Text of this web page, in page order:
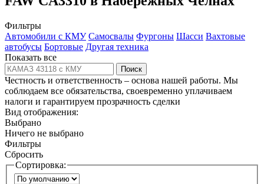
Фильтры
Автомобили с КМУ Самосвалы Фургоны Шасси Вахтовые
автобусы Бортовые Другая техника
Показать все
Поиск
Честность и ответственность – основа нашей работы. Мы
соблюдаем все обязательства, своевременно уплачиваем
налоги и гарантируем прозрачность сделки
Вид отображения:
Выбрано
Ничего не выбрано
Фильтры
Сбросить
Сортировка: